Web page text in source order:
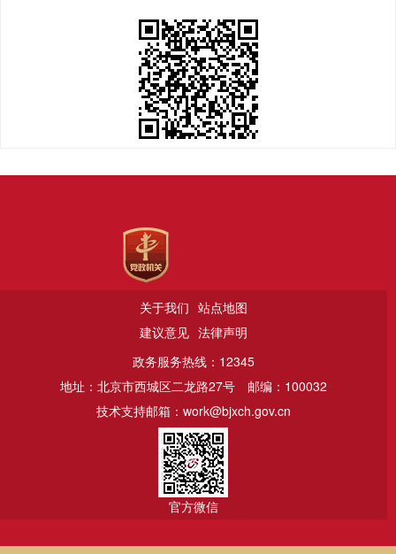
关于我们 站点地图
建议意见 法律声明
政务服务热线：12345
地址：北京市西城区二龙路27号
邮编：100032
技术支持邮箱：work@bjxch.gov.cn
官方微信